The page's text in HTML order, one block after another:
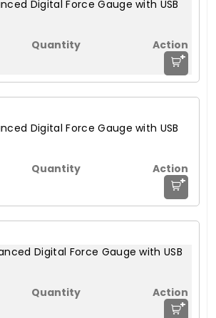
Digital Force Gauge with USB
+
Digital Force Gauge with USB
+
Digital Force Gauge with USB
+